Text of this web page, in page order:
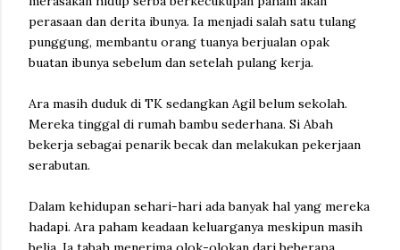
perasaan dan derita ibunya. Ia menjadi salah satu tulang
punggung, membantu orang tuanya berjualan opak
buatan ibunya sebelum dan setelah pulang kerja.
Ara masih duduk di TK sedangkan Agil belum sekolah.
Mereka tinggal di rumah bambu sederhana. Si Abah
bekerja sebagai penarik becak dan melakukan pekerjaan
serabutan.
Dalam kehidupan sehari-hari ada banyak hal yang mereka
hadapi. Ara paham keadaan keluarganya meskipun masih